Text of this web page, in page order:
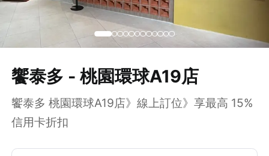
饗泰多 - 桃園環球A19店
饗泰多 桃園環球A19店》線上訂位》享最高 15%
信用卡折扣